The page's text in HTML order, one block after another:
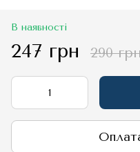
В наявності
247 грн 290